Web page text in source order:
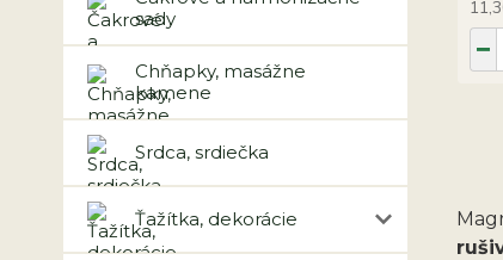
sady
Chňapky, masážne
kamene
Srdca, srdiečka
Ťažítka, dekorácie